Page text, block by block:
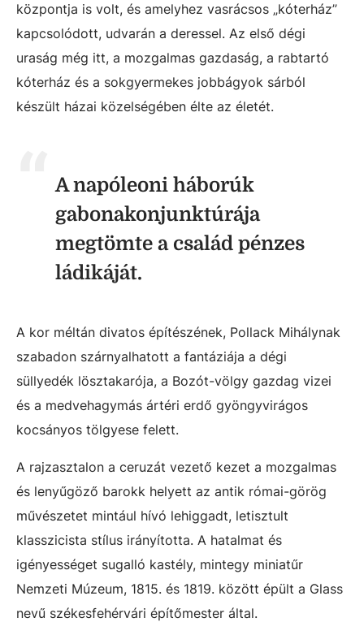
központja is volt, és amelyhez vasrácsos „kóterház”
kapcsolódott, udvarán a deressel. Az első dégi
uraság még itt, a mozgalmas gazdaság, a rabtartó
kóterház és a sokgyermekes jobbágyok sárból
készült házai közelségében élte az életét.
A napóleoni háborúk
gabonakonjunktúrája
megtömte a család pénzes
ládikáját.
A kor méltán divatos építészének, Pollack Mihálynak
szabadon szárnyalhatott a fantáziája a dégi
süllyedék lösztakarója, a Bozót-völgy gazdag vizei
és a medvehagymás ártéri erdő gyöngyvirágos
kocsányos tölgyese felett.
A rajzasztalon a ceruzát vezető kezet a mozgalmas
és lenyűgöző barokk helyett az antik római-görög
művészetet mintául hívó lehiggadt, letisztult
klasszicista stílus irányította. A hatalmat és
igényességet sugalló kastély, mintegy miniatűr
Nemzeti Múzeum, 1815. és 1819. között épült a Glass
nevű székesfehérvári építőmester által.